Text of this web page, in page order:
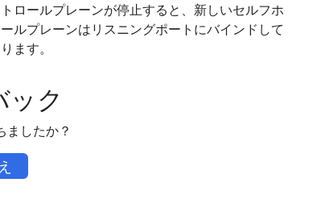
ロールプレーンが停止すると、新しいセルフホ
ルプレーンはリスニングポートにバインドして
ます。
ック
ましたか？